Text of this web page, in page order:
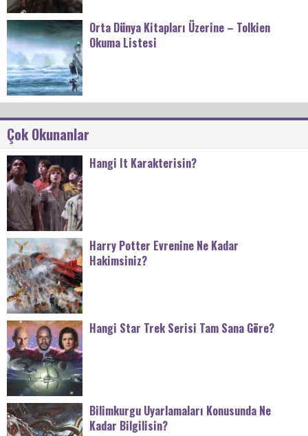
Orta Dünya Kitapları Üzerine – Tolkien
Okuma Listesi
Çok Okunanlar
Hangi It Karakterisin?
Harry Potter Evrenine Ne Kadar
Hakimsiniz?
Hangi Star Trek Serisi Tam Sana Göre?
Bilimkurgu Uyarlamaları Konusunda Ne
Kadar Bilgilisin?